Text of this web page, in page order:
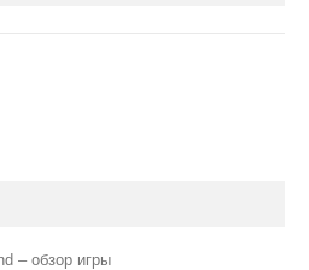
– обзор игры